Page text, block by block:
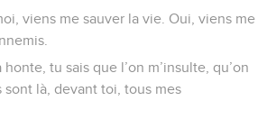
viens me sauver la vie. Oui, viens me
tu sais que l’on m’insulte, qu’on
sont là, devant toi, tous mes